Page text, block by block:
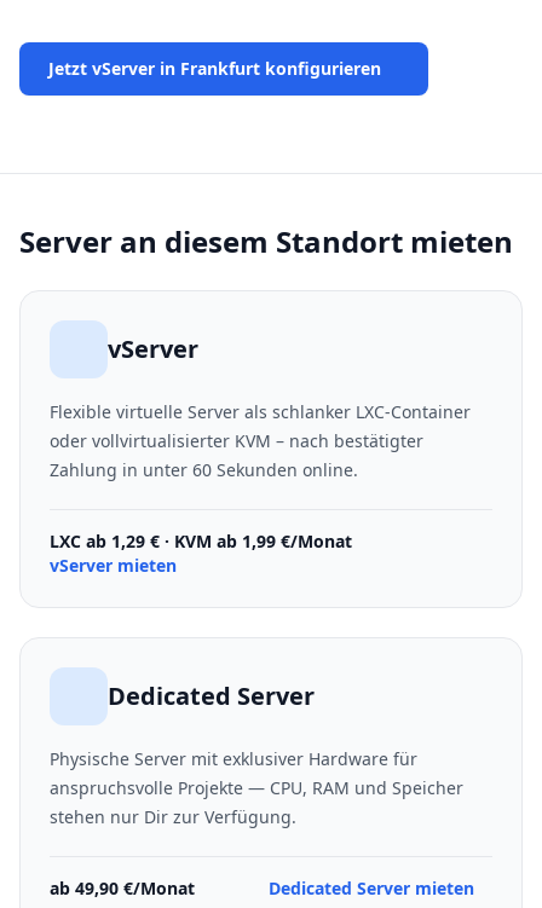
Jetzt vServer in Frankfurt konfigurieren
Server an diesem Standort mieten
vServer
Flexible virtuelle Server als schlanker LXC-Container
oder vollvirtualisierter KVM – nach bestätigter
Zahlung in unter 60 Sekunden online.
LXC ab 1,29 € · KVM ab 1,99 €/Monat
vServer mieten
Dedicated Server
Physische Server mit exklusiver Hardware für
anspruchsvolle Projekte — CPU, RAM und Speicher
stehen nur Dir zur Verfügung.
ab 49,90 €/Monat Dedicated Server mieten